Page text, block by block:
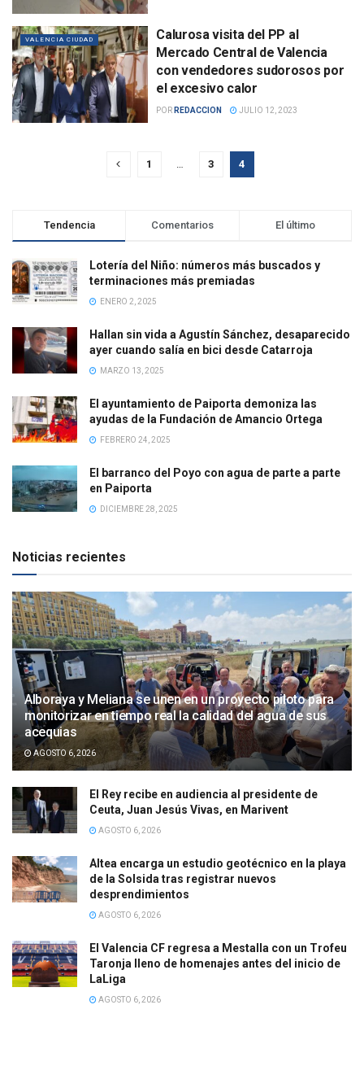
VALENCIA CIUDAD
Calurosa visita del PP al
Mercado Central de Valencia
con vendedores sudorosos por
el excesivo calor
POR REDACCION JULIO 12, 2023
1 … 3 4
Tendencia Comentarios El último
Lotería del Niño: números más buscados y
terminaciones más premiadas
ENERO 2, 2025
Hallan sin vida a Agustín Sánchez, desaparecido
ayer cuando salía en bici desde Catarroja
MARZO 13, 2025
El ayuntamiento de Paiporta demoniza las
ayudas de la Fundación de Amancio Ortega
FEBRERO 24, 2025
El barranco del Poyo con agua de parte a parte
en Paiporta
DICIEMBRE 28, 2025
Noticias recientes
Alboraya y Meliana se unen en un proyecto piloto para
monitorizar en tiempo real la calidad del agua de sus
acequias
AGOSTO 6, 2026
El Rey recibe en audiencia al presidente de
Ceuta, Juan Jesús Vivas, en Marivent
AGOSTO 6, 2026
Altea encarga un estudio geotécnico en la playa
de la Solsida tras registrar nuevos
desprendimientos
AGOSTO 6, 2026
El Valencia CF regresa a Mestalla con un Trofeu
Taronja lleno de homenajes antes del inicio de
LaLiga
AGOSTO 6, 2026